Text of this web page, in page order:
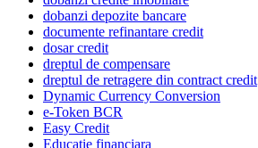
dobanzi depozite bancare
documente refinantare credit
dosar credit
dreptul de compensare
dreptul de retragere din contract credit
Dynamic Currency Conversion
e-Token BCR
Easy Credit
Educatie financiara